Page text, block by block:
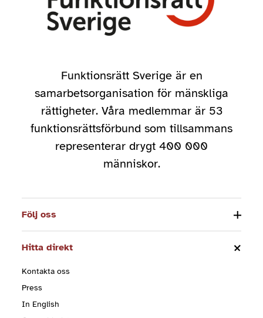
Funktionsrätt Sverige är en
samarbetsorganisation för mänskliga
rättigheter. Våra medlemmar är 53
funktionsrättsförbund som tillsammans
representerar drygt 400 000
människor.
Följ oss
Hitta direkt
Kontakta oss
Press
In English